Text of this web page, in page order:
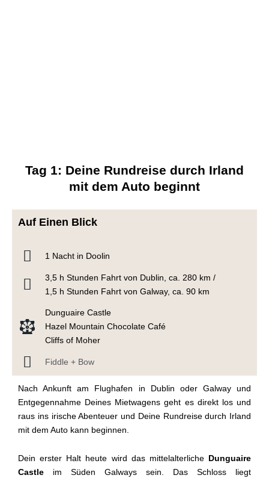
Tag 1: Deine Rundreise durch Irland
mit dem Auto beginnt
Auf Einen Blick
1 Nacht in Doolin
3,5 h Stunden Fahrt von Dublin, ca. 280 km /
1,5 h Stunden Fahrt von Galway, ca. 90 km
Dunguaire Castle
Hazel Mountain Chocolate Café
Cliffs of Moher
Fiddle + Bow
Nach Ankunft am Flughafen in Dublin oder Galway und
Entgegennahme Deines Mietwagens geht es direkt los und
raus ins irische Abenteuer und Deine Rundreise durch Irland
mit dem Auto kann beginnen.
Dein erster Halt heute wird das mittelalterliche Dunguaire
Castle im Süden Galways sein. Das Schloss liegt